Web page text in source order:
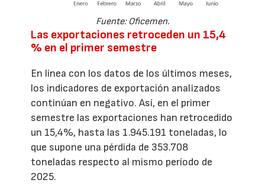
Fuente: Oficemen.
Las exportaciones retroceden un 15,4
% en el primer semestre
En línea con los datos de los últimos meses,
los indicadores de exportación analizados
continúan en negativo. Así, en el primer
semestre las exportaciones han retrocedido
un 15,4%, hasta las 1.945.191 toneladas, lo
que supone una pérdida de 353.708
toneladas respecto al mismo período de
2025.